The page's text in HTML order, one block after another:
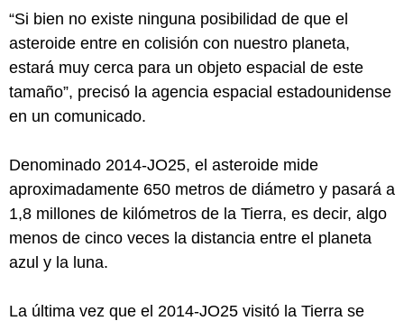
“Si bien no existe ninguna posibilidad de que el
asteroide entre en colisión con nuestro planeta,
estará muy cerca para un objeto espacial de este
tamaño”, precisó la agencia espacial estadounidense
en un comunicado.
Denominado 2014-JO25, el asteroide mide
aproximadamente 650 metros de diámetro y pasará a
1,8 millones de kilómetros de la Tierra, es decir, algo
menos de cinco veces la distancia entre el planeta
azul y la luna.
La última vez que el 2014-JO25 visitó la Tierra se